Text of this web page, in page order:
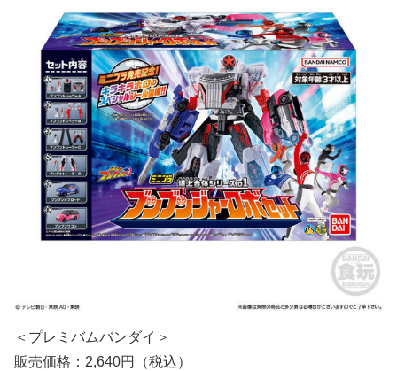
＜プレミバムバンダイ＞
販売価格：2,640円（税込）